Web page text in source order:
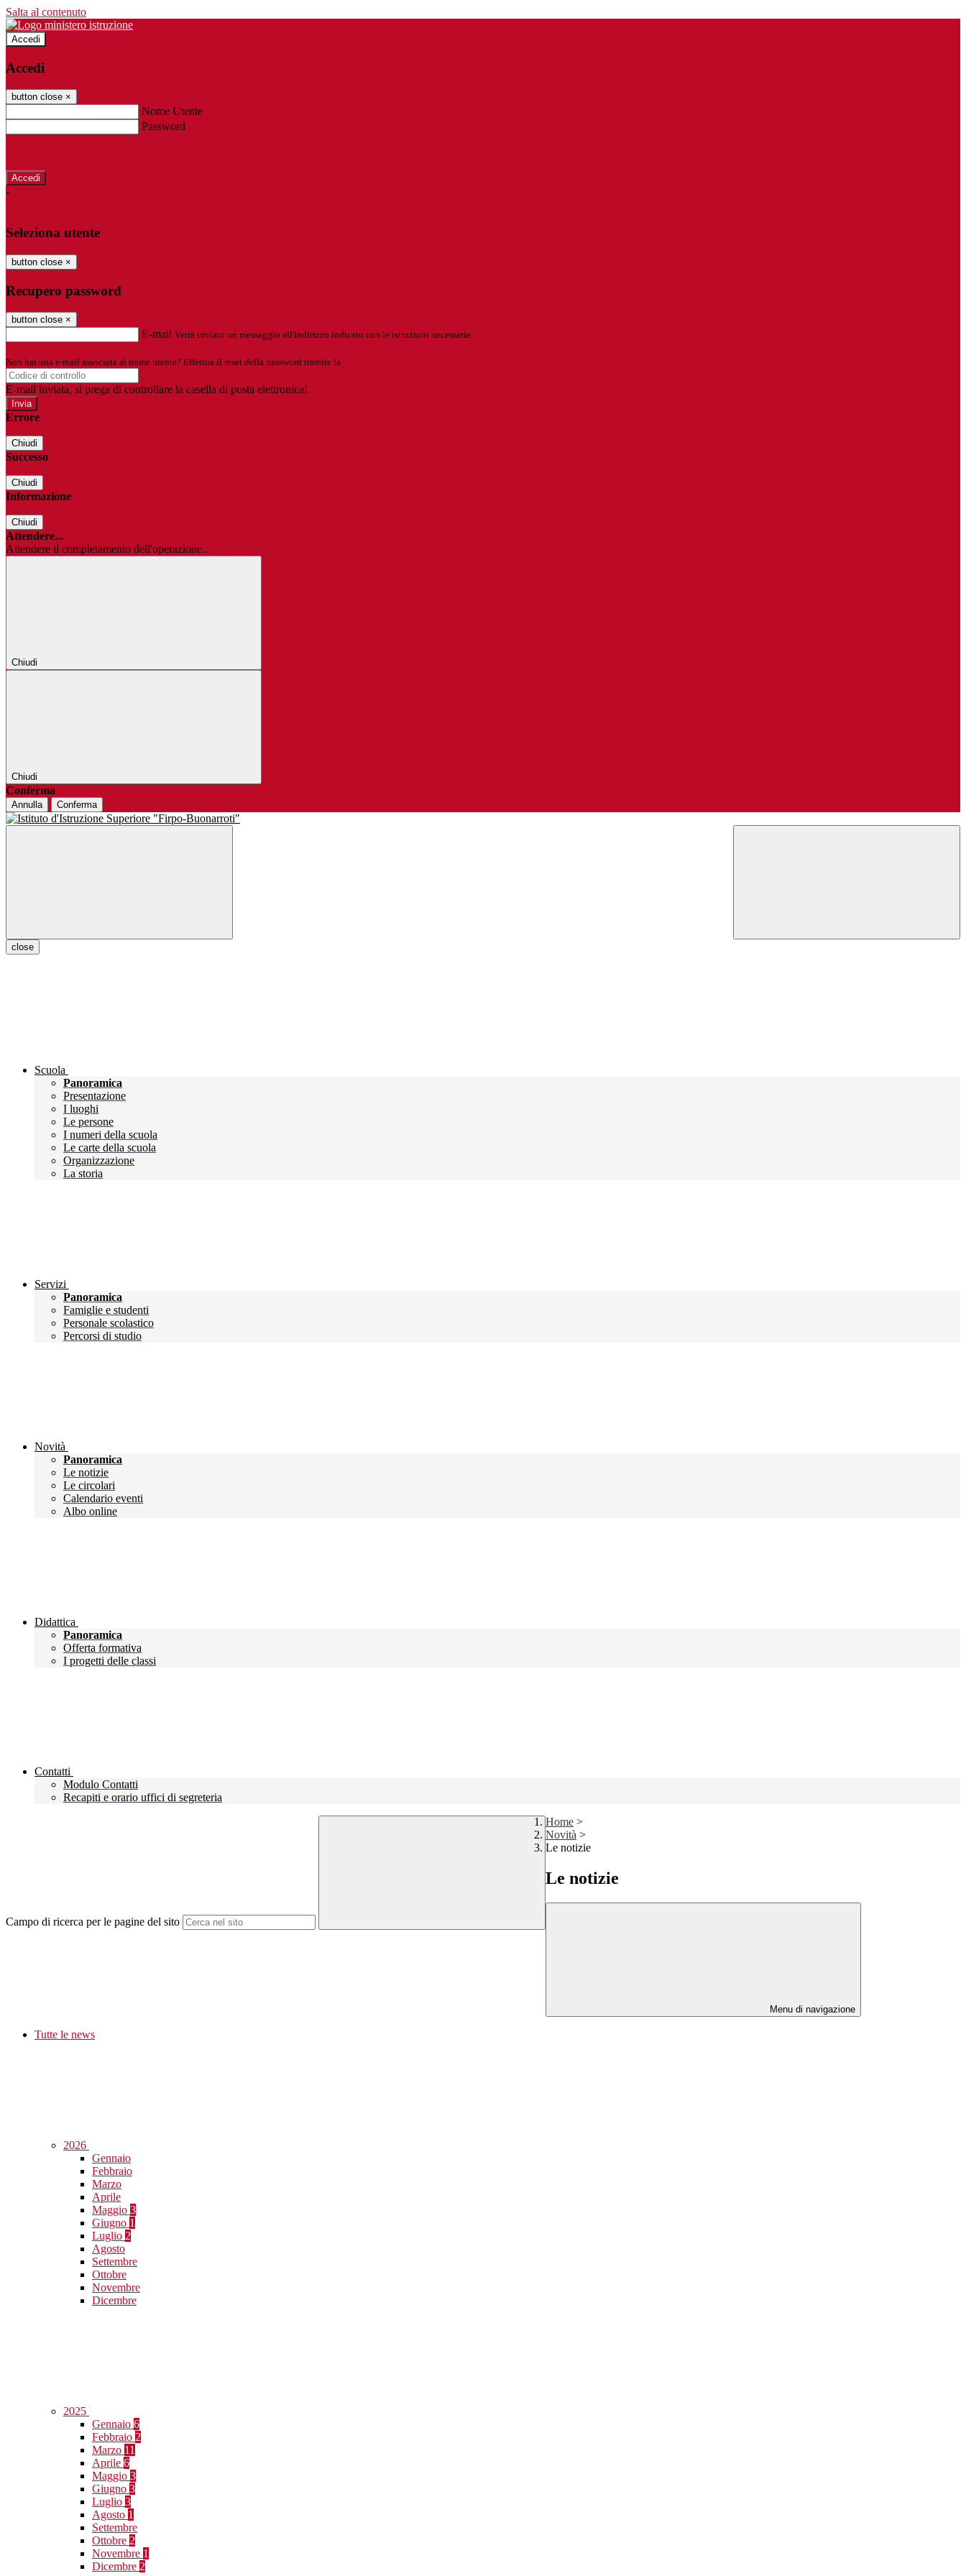
Salta al contenuto
Accedi
Accedi
button close ×
Nome Utente
Password
-
Seleziona utente
button close ×
Recupero password
button close ×
E-mail Verrà inviato un messaggio all'indirizzo indicato con le istruzioni necessarie.
Non hai una e-mail associata al nome utente? Effettua il reset della password tramite la
E-mail inviata, si prega di controllare la casella di posta elettronica!
Errore
Chiudi
Successo
Chiudi
Informazione
Chiudi
Attendere...
Attendere il completamento dell'operazione...
Chiudi
Chiudi
Conferma
Annulla Conferma
close
Scuola
Panoramica
Presentazione
I luoghi
Le persone
I numeri della scuola
Le carte della scuola
Organizzazione
La storia
Servizi
Panoramica
Famiglie e studenti
Personale scolastico
Percorsi di studio
Novità
Panoramica
Le notizie
Le circolari
Calendario eventi
Albo online
Didattica
Panoramica
Offerta formativa
I progetti delle classi
Contatti
Modulo Contatti
Recapiti e orario uffici di segreteria
Campo di ricerca per le pagine del sito
Home >
Novità >
Le notizie
Le notizie
Menu di navigazione
Tutte le news
2026
Gennaio
Febbraio
Marzo
Aprile
Maggio 3
Giugno 1
Luglio 2
Agosto
Settembre
Ottobre
Novembre
Dicembre
2025
Gennaio 6
Febbraio 2
Marzo 11
Aprile 6
Maggio 3
Giugno 3
Luglio 3
Agosto 1
Settembre
Ottobre 2
Novembre 1
Dicembre 2